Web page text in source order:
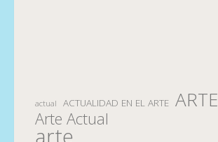
actual ACTUALIDAD EN EL ARTE ARTE
Arte Actual
arte